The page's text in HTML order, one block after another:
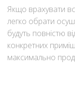
Якщо врахувати
легко обрати
будуть повністю
конкретних
максимально